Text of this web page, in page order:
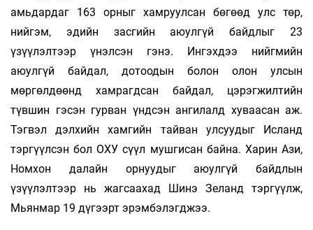
амьдардаг 163 орныг хамруулсан бөгөөд улс төр,
нийгэм, эдийн засгийн аюулгүй байдлыг 23
үзүүлэлтээр үнэлсэн гэнэ. Ингэхдээ нийгмийн
аюулгүй байдал, дотоодын болон олон улсын
мөргөлдөөнд хамрагдсан байдал, цэрэгжилтийн
түвшин гэсэн гурван үндсэн ангилалд хуваасан аж.
Тэгвэл дэлхийн хамгийн тайван улсуудыг Исланд
тэргүүлсэн бол ОХУ сүүл мушгисан байна. Харин Ази,
Номхон далайн орнуудыг аюулгүй байдлын
үзүүлэлтээр нь жагсаахад Шинэ Зеланд тэргүүлж,
Мьянмар 19 дүгээрт эрэмбэлэгджээ.